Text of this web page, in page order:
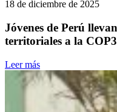
18 de diciembre de 2025
Jóvenes de Perú
territoriales a la
Leer más